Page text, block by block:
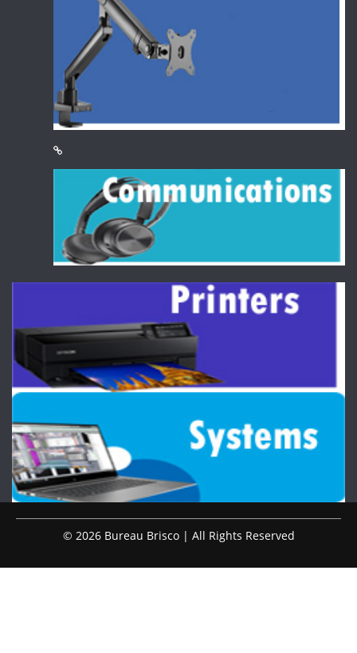
© 2026 Bureau Brisco | All Rights Reserved